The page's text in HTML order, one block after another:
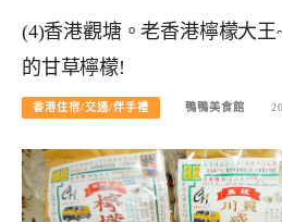
(4)香港觀塘。老香港檸檬大
的甘草檸檬!
香港住宿/交通/伴手禮 鴨鴨美食館